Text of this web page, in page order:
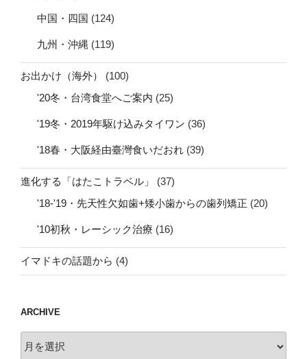
中国・四国 (124)
九州・沖縄 (119)
お出かけ（海外）
(100)
'20冬・台湾食堂へご案内 (25)
'19冬・2019年駆け込みタイワン (36)
'18春・大阪経由臺灣食いだおれ (39)
進化する「はたこトラベル」
(37)
'18-'19・先天性欠如歯+矮小歯からの歯列矯正 (20)
'10初秋・レーシック治療 (16)
イマドキの話題から (4)
ARCHIVE